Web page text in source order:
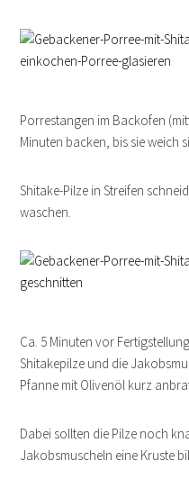
Porrestangen im Backofen
Minuten backen, bis sie weich
Shitake-Pilze in Streifen
waschen.
Ca. 5 Minuten vor
Shitakepilze und die
Pfanne mit Olivenöl kurz
Dabei sollten die Pilze noch
Jakobsmuscheln eine Kruste